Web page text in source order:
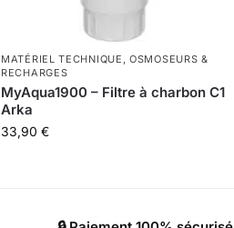
MATÉRIEL TECHNIQUE ,OSMOSEURS &
RECHARGES
MyAqua1900 – Filtre à charbon C1
Arka
33,90€